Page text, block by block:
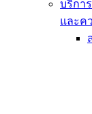
บริกา
และค